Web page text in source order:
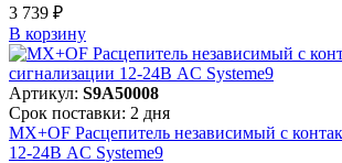
3 739 ₽
В корзинy
Артикул: S9A50008
Срок поставки: 2 дня
MX+OF Расцепитель независимый с
12-24В AC Systeme9